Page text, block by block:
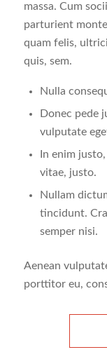
massa. Cum
parturient
quam felis,
quis, sem.
Nulla
Donec pede
vulputate
In enim
vitae, justo.
Nullam
tincidunt.
semper nisi.
Aenean
porttitor eu,